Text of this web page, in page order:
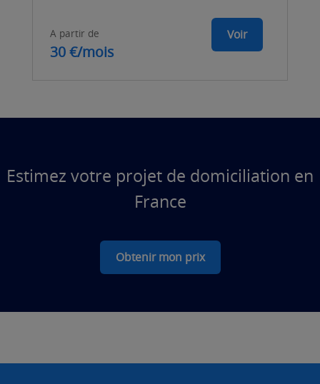
A partir de
30 €/mois
Voir
Estimez votre projet de domiciliation en
France
Obtenir mon prix